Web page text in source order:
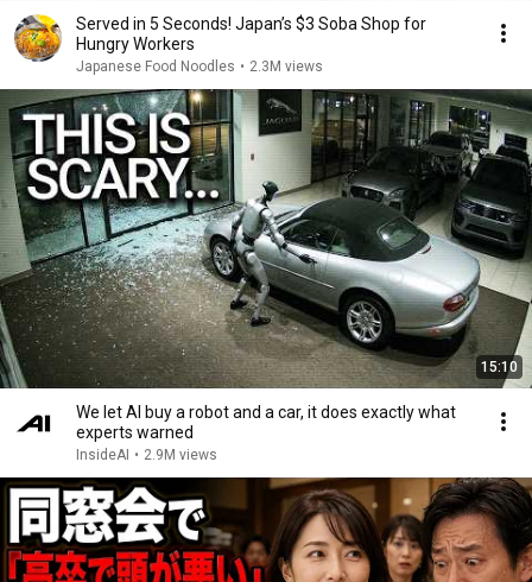
Served in 5 Seconds! Japan’s $3 Soba Shop for
Hungry Workers
Japanese Food Noodles • 2.3M views
15:10
We let AI buy a robot and a car, it does exactly what
experts warned
InsideAI • 2.9M views